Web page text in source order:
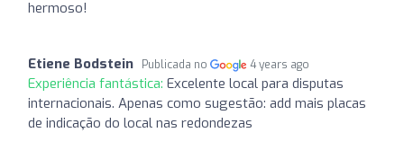
hermoso!
Etiene Bodstein Publicada no 4 years ago
Experiência fantástica: Excelente local para disputas
internacionais. Apenas como sugestão: add mais placas
de indicação do local nas redondezas